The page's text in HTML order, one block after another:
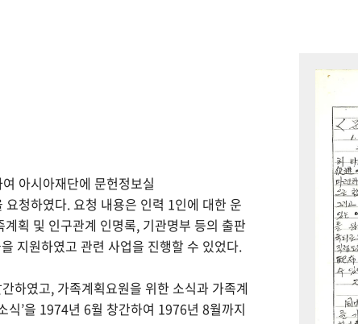
아시아재단에 문헌정보실
청하였다. 요청 내용은 인력 1인에 대한 운
획 및 인구관계 인명록, 기관명부 등의 출판
지원하였고 관련 사업을 진행할 수 있었다.
하였고, 가족계획요원을 위한 소식과 가족계
식’을 1974년 6월 창간하여 1976년 8월까지